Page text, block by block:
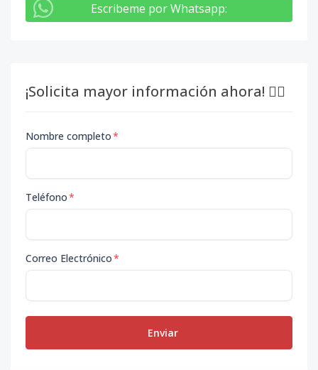
Escribeme por Whatsapp:
¡Solicita mayor información ahora! 👇🏽
Nombre completo*
Teléfono*
Correo Electrónico*
Enviar